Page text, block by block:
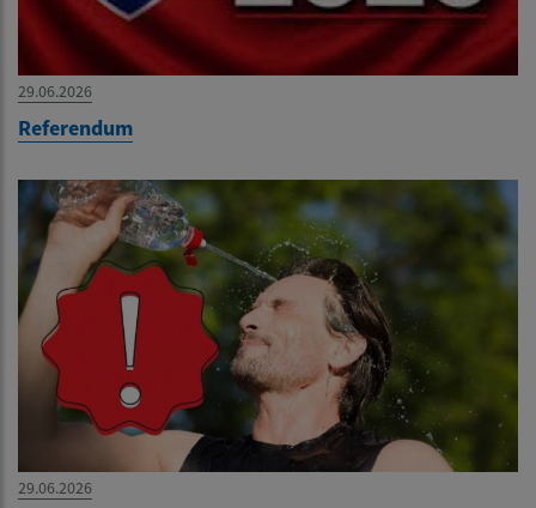
29.06.2026
Referendum
29.06.2026